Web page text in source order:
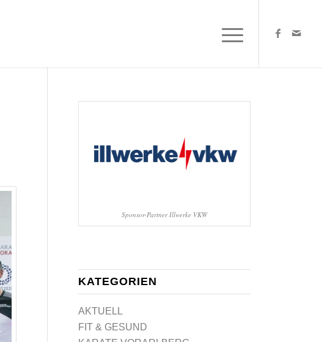
Sponsor-Partner Illwerke VKW
KATEGORIEN
AKTUELL
FIT & GESUND